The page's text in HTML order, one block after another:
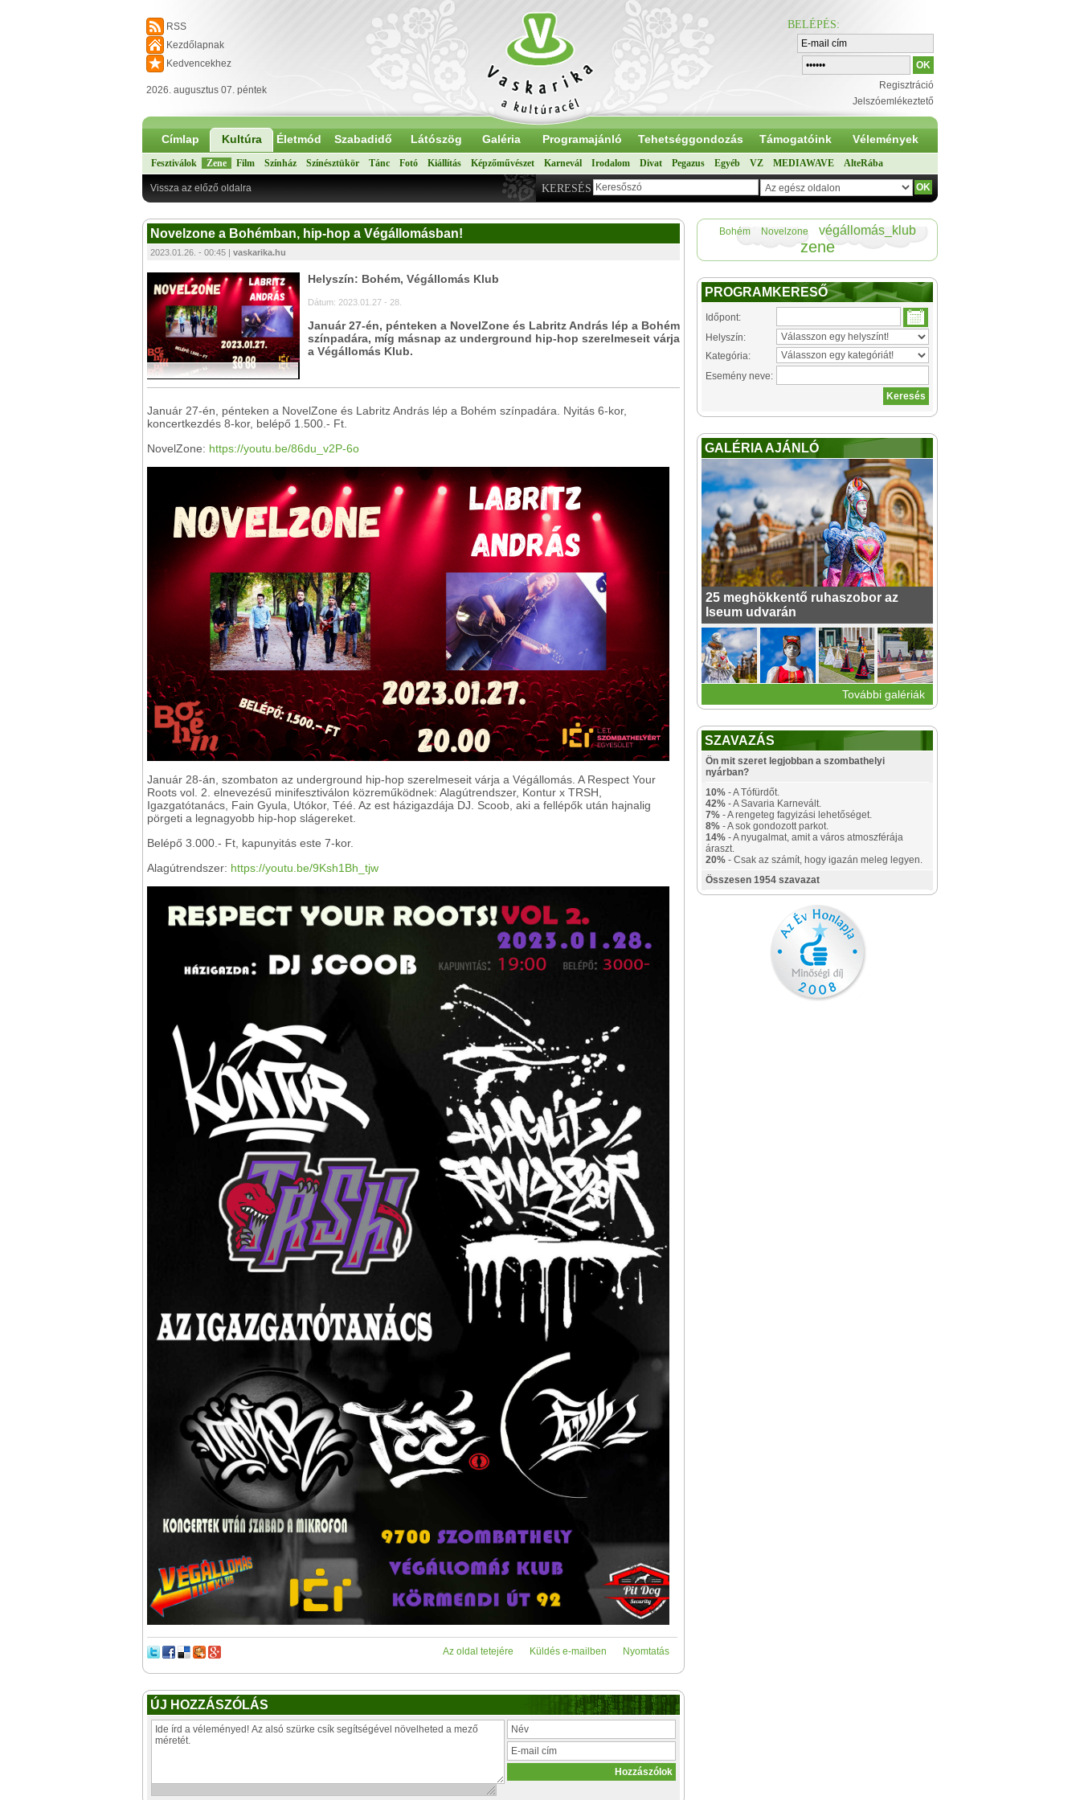
RSS
Kezdőlapnak
Kedvencekhez
2026. augusztus 07. péntek
BELÉPÉS:
Regisztráció
Jelszóemlékeztető
Címlap Kultúra Életmód Szabadidő Látószög Galéria Programajánló Tehetséggondozás Támogatóink Vélemények
Fesztiválok Zene Film Színház Színésztükör Tánc Fotó Kiállítás Képzőművészet Karnevál Irodalom Divat Pegazus Egyéb VZ MEDIAWAVE AlteRába
KERESÉS
Vissza az előző oldalra
Novelzone a Bohémban, hip-hop a Végállomásban!
2023.01.26. - 00:45 | vaskarika.hu
Helyszín: Bohém, Végállomás Klub
Dátum: 2023.01.27 - 28.
Január 27-én, pénteken a NovelZone és Labritz András lép a Bohém
színpadára, míg másnap az underground hip-hop szerelmeseit várja
a Végállomás Klub.
Január 27-én, pénteken a NovelZone és Labritz András lép a Bohém színpadára. Nyitás 6-kor,
koncertkezdés 8-kor, belépő 1.500.- Ft.
NovelZone: https://youtu.be/86du_v2P-6o
Január 28-án, szombaton az underground hip-hop szerelmeseit várja a Végállomás. A Respect Your
Roots vol. 2. elnevezésű minifesztiválon közreműködnek: Alagútrendszer, Kontur x TRSH,
Igazgatótanács, Fain Gyula, Utókor, Téé. Az est házigazdája DJ. Scoob, aki a fellépők után hajnalig
pörgeti a legnagyobb hip-hop slágereket.
Belépő 3.000.- Ft, kapunyitás este 7-kor.
Alagútrendszer: https://youtu.be/9Ksh1Bh_tjw
Nyomtatás
Küldés e-mailben
Az oldal tetejére
ÚJ HOZZÁSZÓLÁS
Bohém Novelzone végállomás_klub
zene
PROGRAMKERESŐ
Időpont:
Helyszín:
Kategória:
Esemény neve:
GALÉRIA AJÁNLÓ
25 meghökkentő ruhaszobor az
Iseum udvarán
További galériák
SZAVAZÁS
Ön mit szeret legjobban a szombathelyi
nyárban?
10% - A Tófürdőt.
42% - A Savaria Karnevált.
7% - A rengeteg fagyizási lehetőséget.
8% - A sok gondozott parkot.
14% - A nyugalmat, amit a város atmoszférája
áraszt.
20% - Csak az számít, hogy igazán meleg legyen.
Összesen 1954 szavazat